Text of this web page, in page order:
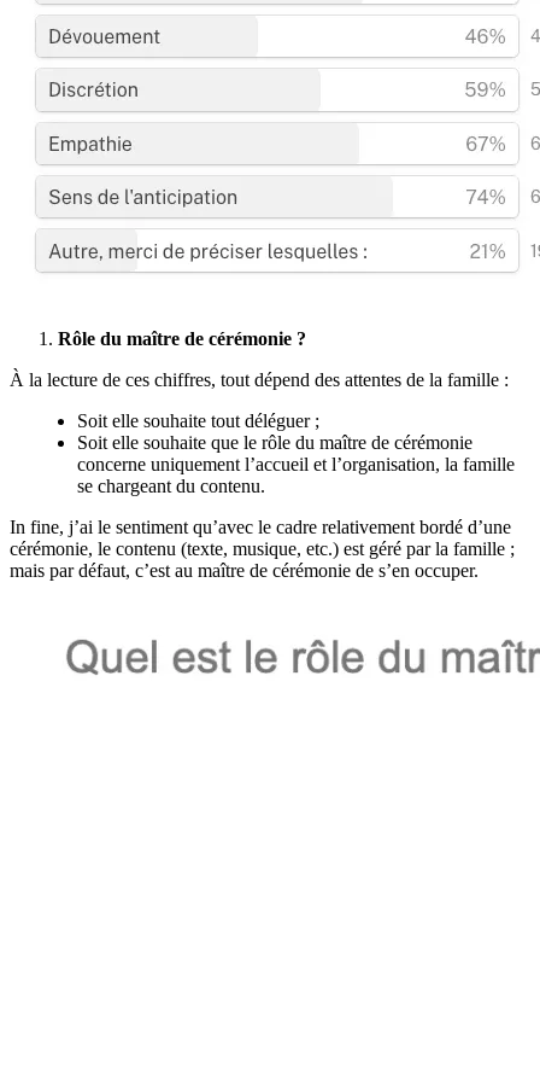
Rôle du maître de cérémonie ?
À la lecture de ces chiffres, tout dépend des attentes de la famille :
Soit elle souhaite tout déléguer ;
Soit elle souhaite que le rôle du maître de cérémonie
concerne uniquement l’accueil et l’organisation, la famille
se chargeant du contenu.
In fine, j’ai le sentiment qu’avec le cadre relativement bordé d’une
cérémonie, le contenu (texte, musique, etc.) est géré par la famille ;
mais par défaut, c’est au maître de cérémonie de s’en occuper.